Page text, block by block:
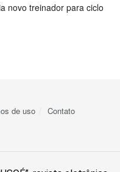
novo treinador para ciclo
de uso Contato